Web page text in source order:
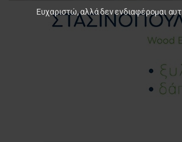
Ευχαριστώ, αλλά δεν ενδιαφέρομαι